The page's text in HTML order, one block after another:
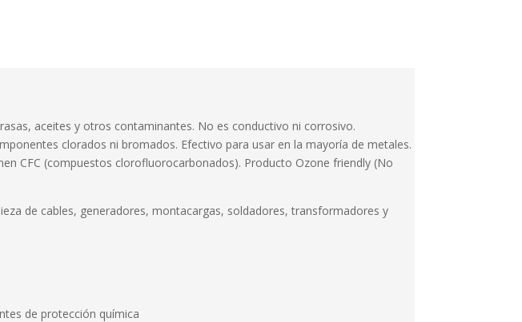
aceites y otros contaminantes. No es conductivo ni corrosivo.
clorados ni bromados. Efectivo para usar en la mayoría de metales.
CFC (compuestos clorofluorocarbonados). Producto Ozone friendly (No
de cables, generadores, montacargas, soldadores, transformadores y
de protección química